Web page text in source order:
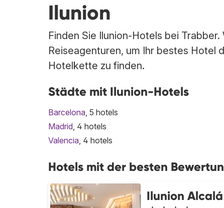
Ilunion
Finden Sie Ilunion-Hotels bei
Reiseagenturen, um Ihr bestes Hotel
Hotelkette zu finden.
Städte mit Ilunion-Hotels
Barcelona, 5 hotels
Madrid, 4 hotels
Valencia, 4 hotels
Hotels mit der besten
Ilunion